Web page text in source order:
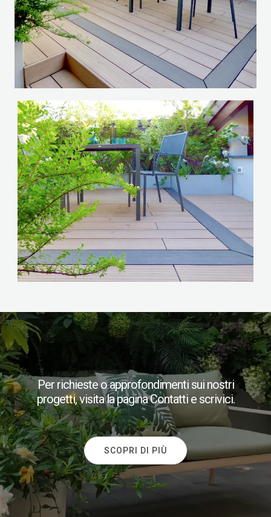
​Per richieste o approfondimenti sui nostri
progetti, visita la pagina Contatti e scrivici.
SCOPRI DI PIÙ